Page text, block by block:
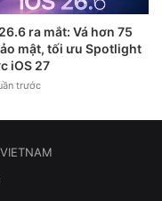
ra mắt: Vá hơn 75
mật, tối ưu Spotlight
iOS 27
trước
Instagram